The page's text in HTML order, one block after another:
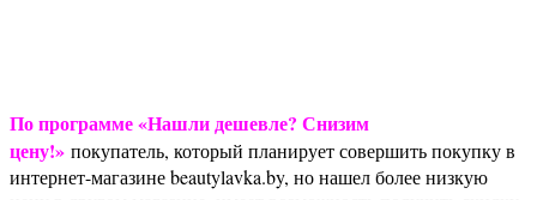
По программе «Нашли дешевле? Снизим
цену!» покупатель, который планирует совершить покупку в
интернет-магазине beautylavka.by, но нашел более низкую